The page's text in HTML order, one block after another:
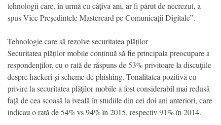
tehnologii care, în urmă cu câțiva ani, ar fi părut de necrezut, a
spus Vice Președintele Mastercard pe Comunicații Digitale”.
Tehnologie care să rezolve securitatea plăților
Securitatea plăților mobile continuă să fie principala preocupare a
respondenților, cu o rată de răspuns de 53% privitoare la discuţiile
despre hackeri și scheme de phishing. Tonalitatea pozitivă cu
privire la securitatea plăţilor mobile a fost considerabil mai redusă
faţă de cea scoasă la iveală în studiile din cei doi ani anteriori, care
indicau o rată de 54% vs 94% în 2015, respectiv 91% în 2014.